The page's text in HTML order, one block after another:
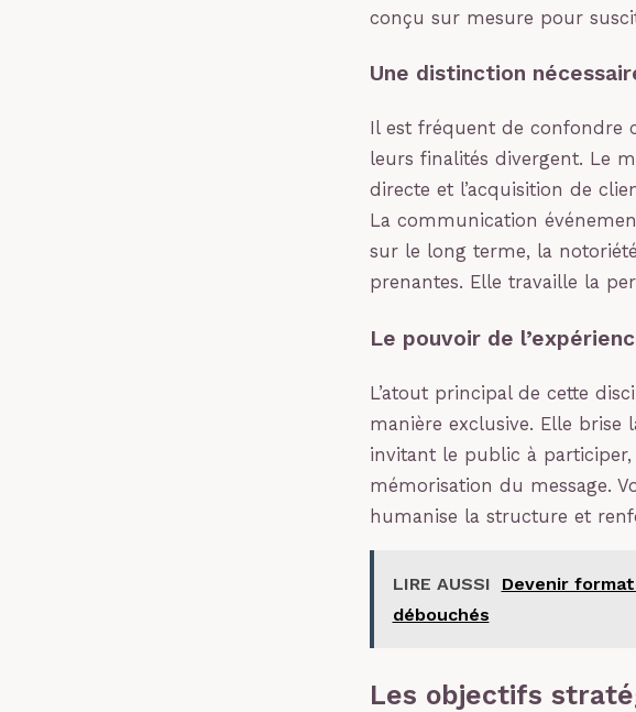
conçu sur mesure pour
Une distinction
Il est fréquent de
leurs finalités divergent. Le
directe et l’acquisition de
La communication
sur le long terme, la
prenantes. Elle travaille la
Le pouvoir de
L’atout principal de cette
manière exclusive. Elle brise
invitant le public à
mémorisation du message.
humanise la structure et
LIRE AUSSI
Devenir
débouchés
Les objectifs